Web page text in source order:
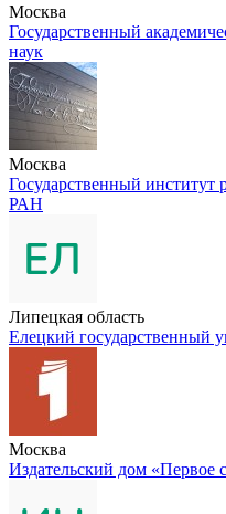
Москва
Государственный
наук
Москва
Государственный
РАН
Липецкая область
Елецкий государственный
Москва
Издательский дом «Первое